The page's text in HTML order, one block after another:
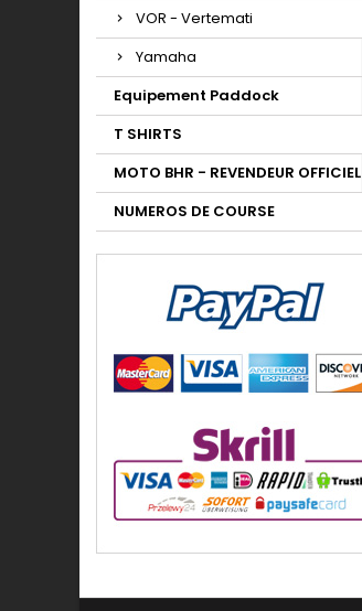
VOR - Vertemati
Yamaha
Equipement Paddock
T SHIRTS
MOTO BHR - REVENDEUR OFFICIEL
NUMEROS DE COURSE